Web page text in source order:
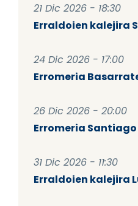
21 Dic 2026 - 18:30
Erraldoien kalejira
24 Dic 2026 - 17:00
Erromeria
26 Dic 2026 - 20:00
Erromeria
31 Dic 2026 - 11:30
Erraldoien kalejira